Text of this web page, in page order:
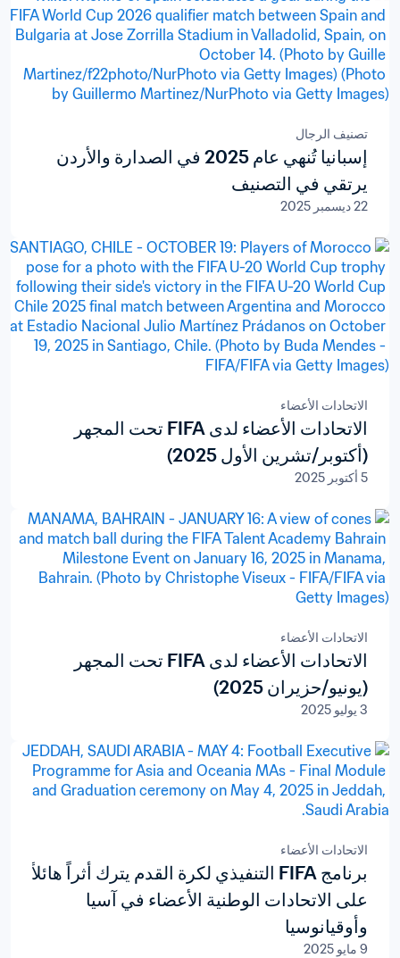
تصنيف الرجال
إسبانيا تُنهي عام 2025 في الصدارة والأردن
يرتقي في التصنيف
22 ديسمبر 2025
الاتحادات الأعضاء
الاتحادات الأعضاء لدى FIFA تحت المجهر
(أكتوبر/تشرين الأول 2025)
5 أكتوبر 2025
الاتحادات الأعضاء
الاتحادات الأعضاء لدى FIFA تحت المجهر
(يونيو/حزيران 2025)
3 يوليو 2025
الاتحادات الأعضاء
برنامج FIFA التنفيذي لكرة القدم يترك أثراً هائلاً
على الاتحادات الوطنية الأعضاء في آسيا
وأوقيانوسيا
9 مايو 2025